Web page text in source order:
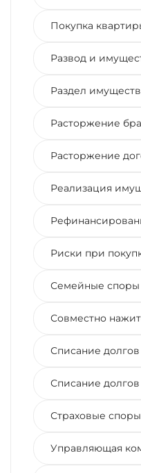
Покупка
Развод и
Раздел
Расторжение
Расторжение
Реализация
Риски при
Семейные споры
Совместно
Списание долгов
Списание
Страховые споры
Управляющая